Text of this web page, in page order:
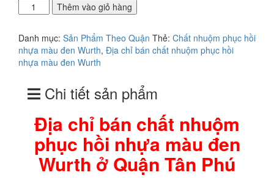
chỉ
chất
nhuộm
phục
nhựa
màu
Wurth
Quận
Thêm vào giỏ hàng
Danh mục: Sản Phẩm Theo Quận Thẻ: Chất nhuộm phục hồi
nhựa màu đen Wurth, Địa chỉ bán chất nhuộm phục hồi
nhựa màu đen Wurth
Chi tiết sản phẩm
Địa chỉ bán chất nhuộm
phục hồi nhựa màu đen
Wurth ở Quận Tân Phú